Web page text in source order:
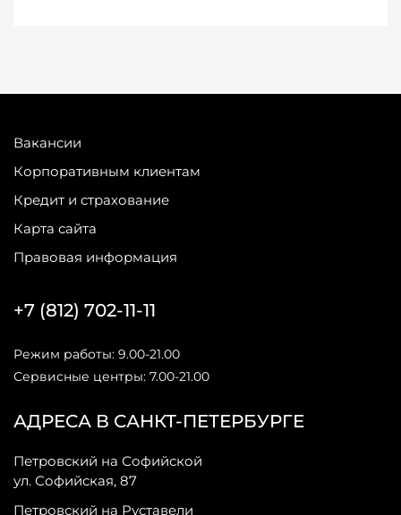
Вакансии
Корпоративным клиентам
Кредит и страхование
Карта сайта
Правовая информация
АДРЕСА В САНКТ-ПЕТЕРБУРГЕ
Петровский на Софийской
ул. Софийская, 87
Петровский на Руставели
+7 (812) 702-11-11
Режим работы: 9.00-21.00
Сервисные центры: 7.00-21.00